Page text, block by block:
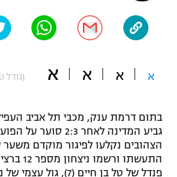
"מחצית בשכונה" –
תקנון עבור פעילות אלקטרה
תקנון עבור פעילות ספורט 1 – "מרלן"
גיימינג E-Sports
אופניים
פוטבול אמריקאי NFL
בייסבול MLB
א א א א (גודל
בתום דרמת ענק, מכבי תל אביב
גביע המדינה לאחר 2:3
התעשתו